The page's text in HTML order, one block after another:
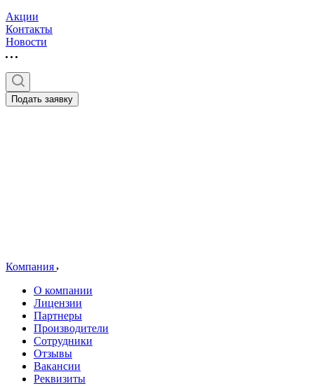
Акции
Контакты
Новости
Подать заявку
Компания
О компании
Лицензии
Партнеры
Производители
Сотрудники
Отзывы
Вакансии
Реквизиты